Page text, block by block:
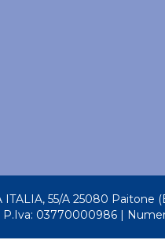
55/A 25080 Paitone
P.Iva: 03770000986 |